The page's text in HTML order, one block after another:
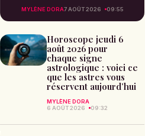
MYLÈNE DORA7 AOÛT 2026 09:55
Horoscope jeudi 6
août 2026 pour
chaque signe
astrologique : voici ce
que les astres vous
réservent aujourd’hui
MYLÈNE DORA
6 AOÛT 2026
09:32